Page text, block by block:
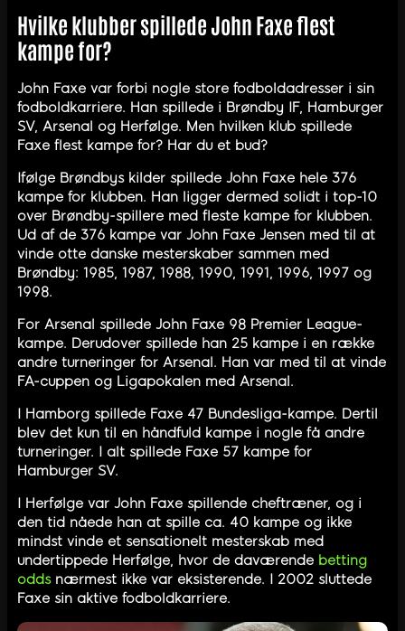
Hvilke klubber spillede John Faxe flest
kampe for?
John Faxe var forbi nogle store fodboldadresser i sin
fodboldkarriere. Han spillede i Brøndby IF, Hamburger
SV, Arsenal og Herfølge. Men hvilken klub spillede
Faxe flest kampe for? Har du et bud?
Ifølge Brøndbys kilder spillede John Faxe hele 376
kampe for klubben. Han ligger dermed solidt i top-10
over Brøndby-spillere med fleste kampe for klubben.
Ud af de 376 kampe var John Faxe Jensen med til at
vinde otte danske mesterskaber sammen med
Brøndby: 1985, 1987, 1988, 1990, 1991, 1996, 1997 og
1998.
For Arsenal spillede John Faxe 98 Premier League-
kampe. Derudover spillede han 25 kampe i en række
andre turneringer for Arsenal. Han var med til at vinde
FA-cuppen og Ligapokalen med Arsenal.
I Hamborg spillede Faxe 47 Bundesliga-kampe. Dertil
blev det kun til en håndfuld kampe i nogle få andre
turneringer. I alt spillede Faxe 57 kampe for
Hamburger SV.
I Herfølge var John Faxe spillende cheftræner, og i
den tid nåede han at spille ca. 40 kampe og ikke
mindst vinde et sensationelt mesterskab med
undertippede Herfølge, hvor de daværende betting
oddsnærmest ikke var eksisterende. I 2002 sluttede
Faxe sin aktive fodboldkarriere.